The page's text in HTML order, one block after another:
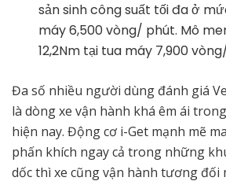
sản sinh công suất tối đa ở
máy 6,500 vòng/ phút. Mô
12,2Nm tại tua máy 7,900
Đa số nhiều người dùng đánh giá
là dòng xe vận hành khá êm ái
hiện nay. Động cơ i-Get mạnh mẽ
phấn khích ngay cả trong những
dốc thì xe cũng vận hành tương đối